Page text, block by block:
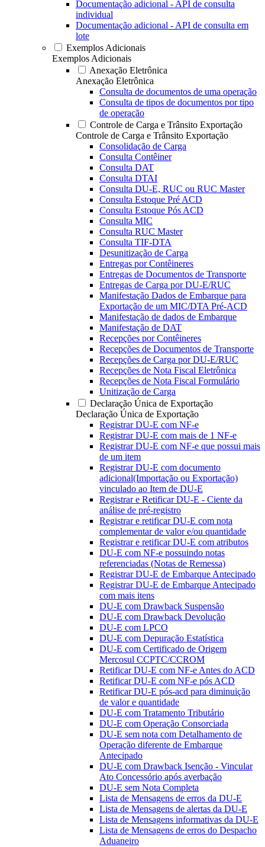
Documentação adicional - API de consulta
individual
Documentação adicional - API de consulta em
lote
Exemplos Adicionais
Exemplos Adicionais
Anexação Eletrônica
Anexação Eletrônica
Consulta de documentos de uma operação
Consulta de tipos de documentos por tipo
de operação
Controle de Carga e Trânsito Exportação
Controle de Carga e Trânsito Exportação
Consolidação de Carga
Consulta Contêiner
Consulta DAT
Consulta DTAI
Consulta DU-E, RUC ou RUC Master
Consulta Estoque Pré ACD
Consulta Estoque Pós ACD
Consulta MIC
Consulta RUC Master
Consulta TIF-DTA
Desunitização de Carga
Entregas por Contêineres
Entregas de Documentos de Transporte
Entregas de Carga por DU-E/RUC
Manifestação Dados de Embarque para
Exportação de um MIC/DTA Pré-ACD
Manifestação de dados de Embarque
Manifestação de DAT
Recepções por Contêineres
Recepções de Documentos de Transporte
Recepções de Carga por DU-E/RUC
Recepções de Nota Fiscal Eletrônica
Recepções de Nota Fiscal Formulário
Unitização de Carga
Declaração Única de Exportação
Declaração Única de Exportação
Registrar DU-E com NF-e
Registrar DU-E com mais de 1 NF-e
Registrar DU-E com NF-e que possui mais
de um item
Registrar DU-E com documento
adicional(Importação ou Exportação)
vinculado ao Item de DU-E
Registrar e Retificar DU-E - Ciente da
análise de pré-registro
Registrar e retificar DU-E com nota
complementar de valor e/ou quantidade
Registrar e retificar DU-E com atributos
DU-E com NF-e possuindo notas
referenciadas (Notas de Remessa)
Registrar DU-E de Embarque Antecipado
Registrar DU-E de Embarque Antecipado
com mais itens
DU-E com Drawback Suspensão
DU-E com Drawback Devolução
DU-E com LPCO
DU-E com Depuração Estatística
DU-E com Certificado de Origem
Mercosul CCPTC/CCROM
Retificar DU-E com NF-e Antes do ACD
Retificar DU-E com NF-e pós ACD
Retificar DU-E pós-acd para diminuição
de valor e quantidade
DU-E com Tratamento Tributário
DU-E com Operação Consorciada
DU-E sem nota com Detalhamento de
Operação diferente de Embarque
Antecipado
DU-E com Drawback Isenção - Vincular
Ato Concessório após averbação
DU-E sem Nota Completa
Lista de Mensagens de erros da DU-E
Lista de Mensagens de alertas da DU-E
Lista de Mensagens informativas da DU-E
Lista de Mensagens de erros do Despacho
Aduaneiro